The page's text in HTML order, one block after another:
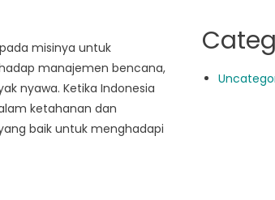
misinya untuk
manajemen bencana,
nyawa. Ketika Indonesia
ketahanan dan
baik untuk menghadapi